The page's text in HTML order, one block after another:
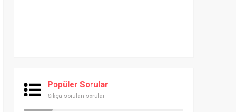
Popüler Sorular
Sıkça sorulan sorular